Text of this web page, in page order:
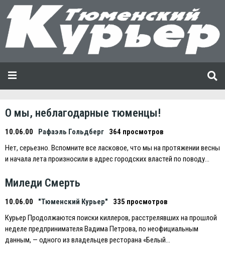
О мы, неблагодарные тюменцы!
10.06.00 Рафаэль Гольдберг
364 просмотров
Нет, серьезно. Вспомните все ласковое, что мы на протяжении весны
и начала лета произносили в адрес городских властей по поводу…
Миледи Смерть
10.06.00 "Тюменский Курьер"
335 просмотров
Курьер Продолжаются поиски киллеров, расстрелявших на прошлой
неделе предпринимателя Вадима Петрова, по неофициальным
данным, — одного из владельцев ресторана «Белый…